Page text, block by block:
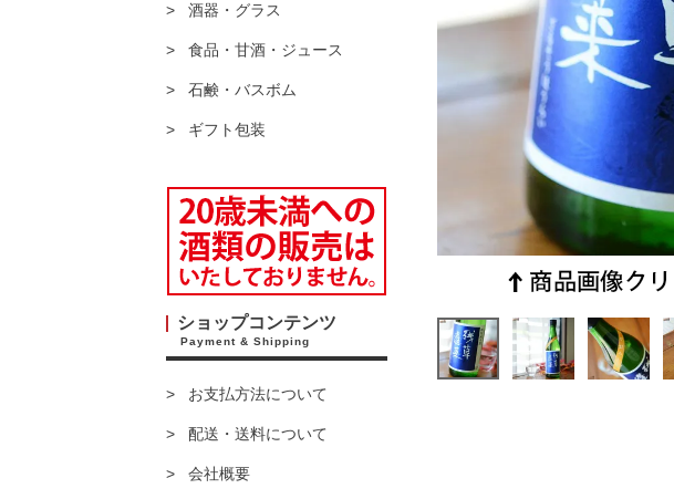
酒器・グラス
食品・甘酒・ジュース
石鹸・バスボム
ギフト包装
ショップコンテンツ
Payment & Shipping
お支払方法について
配送・送料について
会社概要